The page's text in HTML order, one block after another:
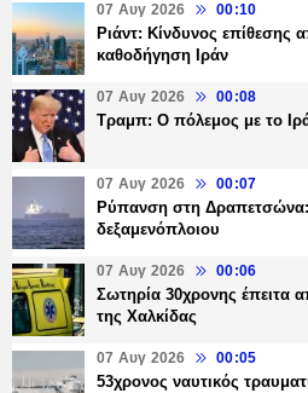
07 Αυγ 2026 00:10
Ριάντ: Κίνδυνος επίθεσης
καθοδήγηση Ιράν
07 Αυγ 2026 00:08
Τραμπ: Ο πόλεμος με το
07 Αυγ 2026 00:07
Ρύπανση στη
δεξαμενόπλοιου
07 Αυγ 2026 00:06
Σωτηρία 30χρονης
της Χαλκίδας
07 Αυγ 2026 00:05
53χρονος ναυτικός